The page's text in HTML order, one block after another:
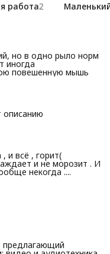
работа2
но в одно рыло норм
иногда
повешенную мышь
описанию
и всё , горит(
. И
некогда ....
предлагающий